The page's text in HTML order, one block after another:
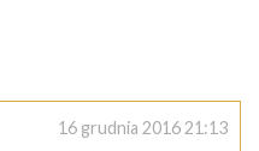
16 grudnia 2016 21:13